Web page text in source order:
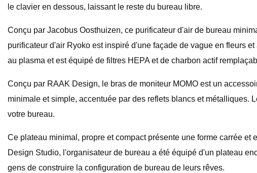
le clavier en dessous, laissant le reste du bureau libre.
Conçu par Jacobus Oosthuizen, ce purificateur d'air de bureau
purificateur d'air Ryoko est inspiré d'une façade de vague en fleurs
au plasma et est équipé de filtres HEPA et de charbon actif
Conçu par RAAK Design, le bras de moniteur MOMO est un
minimale et simple, accentuée par des reflets blancs et métalliques.
votre bureau.
Ce plateau minimal, propre et compact présente une forme carrée
Design Studio, l'organisateur de bureau a été équipé d'un plateau
gens de construire la configuration de bureau de leurs rêves.